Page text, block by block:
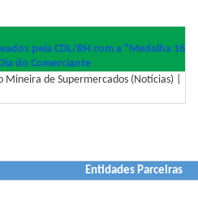
pela CDL/BH com a "Medalha 16
do Comerciante
Mineira de Supermercados (Notícias) |
Entidades Parceiras